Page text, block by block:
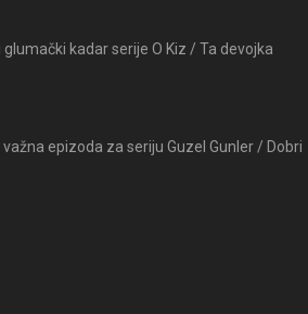
glumački kadar serije O Kiz / Ta devojka
epizoda za seriju Guzel Gunler / Dobri